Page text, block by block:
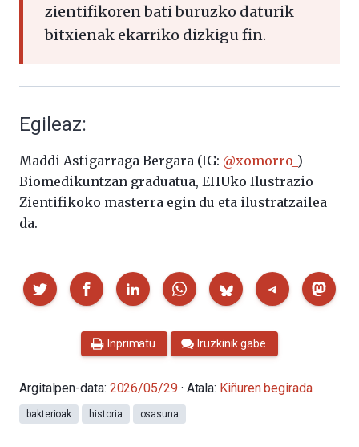
zientifikoren bati buruzko daturik
bitxienak ekarriko dizkigu fin.
Egileaz:
Maddi Astigarraga Bergara (IG: @xomorro_ )
Biomedikuntzan graduatua, EHUko Ilustrazio
Zientifikoko masterra egin du eta ilustratzailea
da.
Partekatu
Inprimatu Iruzkinik gabe
Argitalpen-data: 2026/05/29 · Atala: Kiñuren begirada
bakterioak historia osasuna